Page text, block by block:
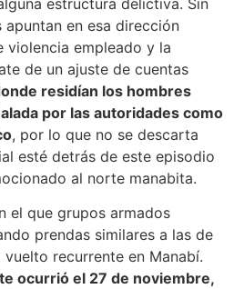
estructura delictiva. Sin
en esa dirección
violencia empleado y la
de un ajuste de cuentas
residían los hombres
por las autoridades como
, por lo que no se descarta
esté detrás de este episodio
al norte manabita.
el que grupos armados
prendas similares a las de
recurrente en Manabí.
ocurrió el 27 de noviembre,